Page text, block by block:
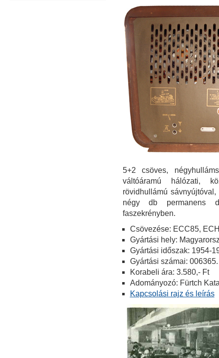
5+2 csöves,
váltóáramú hálózati,
rövidhullámú
négy db permanens
faszekrényben.
Csövezése: ECC85,
Gyártási hely:
Gyártási időszak: 1954-
Gyártási számai: 006365.
Korabeli ára: 3.580,- Ft
Adományozó: Fürtch
Kapcsolási rajz és leírás